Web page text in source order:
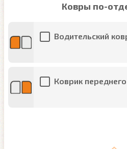
Ковры по-
Водительский
Коврик